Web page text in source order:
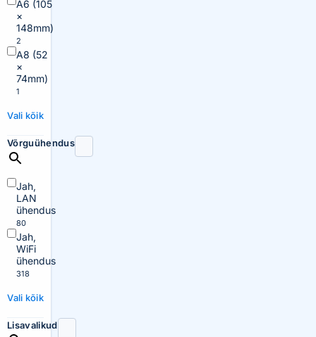
A6 (105
×
148mm)
2
A8 (52
×
74mm)
1
Vali kõik
Võrguühendus
Jah,
LAN
ühendus
80
Jah,
WiFi
ühendus
318
Vali kõik
Lisavalikud